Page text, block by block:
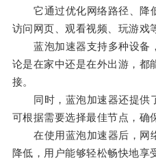
它通过优化网络路径、降
访问网页、观看视频、玩游戏
蓝泡加速器支持多种设备
论是在家中还是在外出游，都
接。
同时，蓝泡加速器还提供
可根据需要选择最佳节点，确
在使用蓝泡加速器后，网
降低，用户能够轻松畅快地享